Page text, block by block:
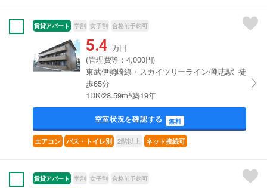
賃貸アパート 学割 女子割 合格前予約可
5.4 万円
(管理費等：4,000円)
東武伊勢崎線・スカイツリーライン/剛志駅 徒
歩65分
1DK/28.59m²/築19年
空室状況を確認する 無料
エアコン バス・トイレ別 2階以上 ネット接続可
賃貸アパート 学割 女子割 合格前予約可